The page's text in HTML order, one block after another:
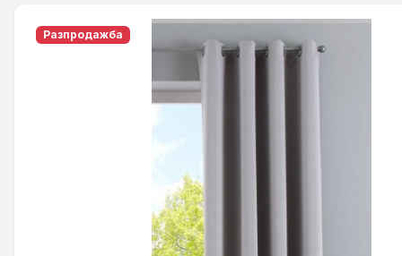
Разпродажба